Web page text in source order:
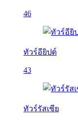
46
ทัวร์อียิปต์
43
ทัวร์รัสเซีย